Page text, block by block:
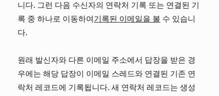
니다. 그런 다음 수신자의 연락처 기록 또는 연결된 기
록 중 하나로 이동하여기록된 이메일을 볼 수 있습니
다.
원래 발신자와 다른 이메일 주소에서 답장을 받은 경
우에는 해당 답장이 이메일 스레드와 연결된 기존 연
락처 레코드에 기록됩니다. 새 연락처 레코드는 생성